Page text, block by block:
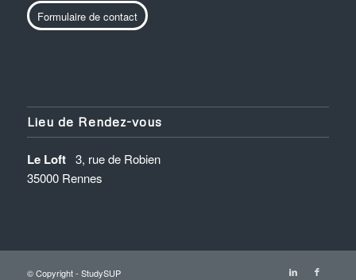
Formulaire de contact
Lieu de Rendez-vous
Le Loft3, rue de Robien
35000 Rennes
© Copyright - StudySUP